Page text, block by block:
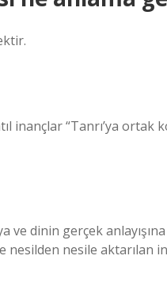
inançlar “Tanrı’ya ortak
ve dinin gerçek
nesile aktarılan